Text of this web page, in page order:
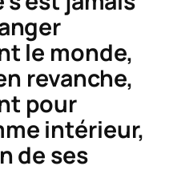
le monde,
revanche,
pour
intérieur,
de ses